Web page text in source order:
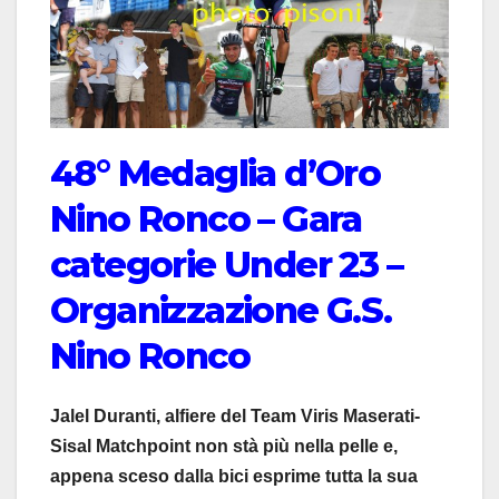
48° Medaglia d’Oro
Nino Ronco – Gara
categorie Under 23 –
Organizzazione G.S.
Nino Ronco
Jalel Duranti, alfiere del Team Viris Maserati-
Sisal Matchpoint non stà più nella pelle e,
appena sceso dalla bici esprime tutta la sua